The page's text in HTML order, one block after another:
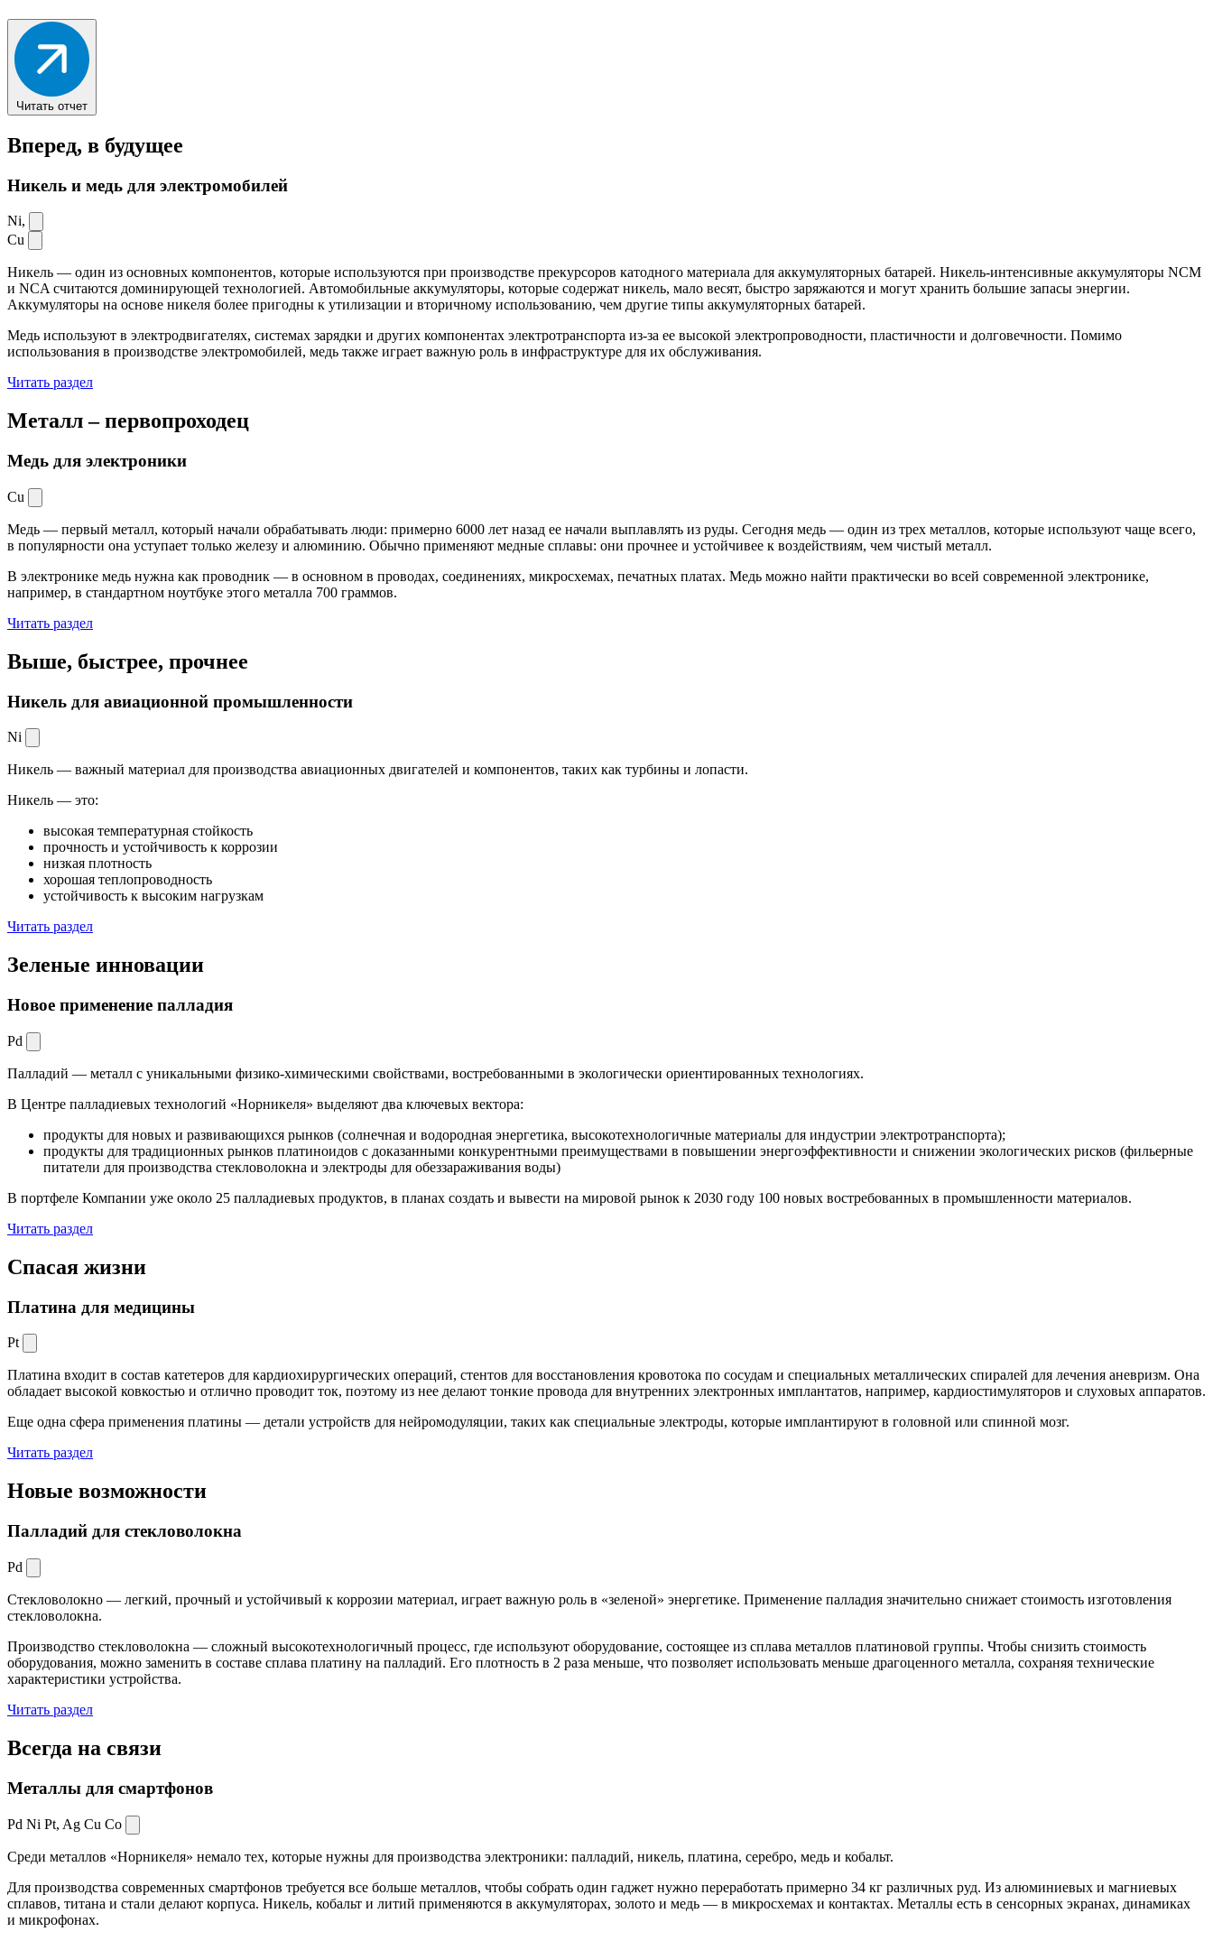
Читать отчет
Вперед, в будущее
Никель и медь для электромобилей
Ni,
Cu
Никель — один из основных компонентов, которые используются при производстве прекурсоров катодного материала для аккумуляторных батарей. Никель-интенсивные аккумуляторы NCM
и NCA считаются доминирующей технологией. Автомобильные аккумуляторы, которые содержат никель, мало весят, быстро заряжаются и могут хранить большие запасы энергии.
Аккумуляторы на основе никеля более пригодны к утилизации и вторичному использованию, чем другие типы аккумуляторных батарей.
Медь используют в электродвигателях, системах зарядки и других компонентах электротранспорта из-за ее высокой электропроводности, пластичности и долговечности. Помимо
использования в производстве электромобилей, медь также играет важную роль в инфраструктуре для их обслуживания.
Читать раздел
Металл –первопроходец
Медь для электроники
Cu
Медь — первый металл, который начали обрабатывать люди: примерно 6000 лет назад ее начали выплавлять из руды. Сегодня медь — один из трех металлов, которые используют чаще всего,
в популярности она уступает только железу и алюминию. Обычно применяют медные сплавы: они прочнее и устойчивее к воздействиям, чем чистый металл.
В электронике медь нужна как проводник — в основном в проводах, соединениях, микросхемах, печатных платах. Медь можно найти практически во всей современной электронике,
например, в стандартном ноутбуке этого металла 700 граммов.
Читать раздел
Выше, быстрее, прочнее
Никель для авиационной промышленности
Ni
Никель — важный материал для производства авиационных двигателей и компонентов, таких как турбины и лопасти.
Никель — это:
высокая температурная стойкость
прочность и устойчивость к коррозии
низкая плотность
хорошая теплопроводность
устойчивость к высоким нагрузкам
Читать раздел
Зеленые инновации
Новое применение палладия
Pd
Палладий — металл с уникальными физико-химическими свойствами, востребованными в экологически ориентированных технологиях.
В Центре палладиевых технологий «Норникеля» выделяют два ключевых вектора:
продукты для новых и развивающихся рынков (солнечная и водородная энергетика, высокотехнологичные материалы для индустрии электротранспорта);
продукты для традиционных рынков платиноидов с доказанными конкурентными преимуществами в повышении энергоэффективности и снижении экологических рисков (фильерные
питатели для производства стекловолокна и электроды для обеззараживания воды)
В портфеле Компании уже около 25 палладиевых продуктов, в планах создать и вывести на мировой рынок к 2030 году 100 новых востребованных в промышленности материалов.
Читать раздел
Спасая жизни
Платина для медицины
Pt
Платина входит в состав катетеров для кардиохирургических операций, стентов для восстановления кровотока по сосудам и специальных металлических спиралей для лечения аневризм. Она
обладает высокой ковкостью и отлично проводит ток, поэтому из нее делают тонкие провода для внутренних электронных имплантатов, например, кардиостимуляторов и слуховых аппаратов.
Еще одна сфера применения платины — детали устройств для нейромодуляции, таких как специальные электроды, которые имплантируют в головной или спинной мозг.
Читать раздел
Новые возможности
Палладий для стекловолокна
Pd
Стекловолокно — легкий, прочный и устойчивый к коррозии материал, играет важную роль в «зеленой» энергетике. Применение палладия значительно снижает стоимость изготовления
стекловолокна.
Производство стекловолокна — сложный высокотехнологичный процесс, где используют оборудование, состоящее из сплава металлов платиновой группы. Чтобы снизить стоимость
оборудования, можно заменить в составе сплава платину на палладий. Его плотность в 2 раза меньше, что позволяет использовать меньше драгоценного металла, сохраняя технические
характеристики устройства.
Читать раздел
Всегда на связи
Металлы для смартфонов
Pd Ni Pt, Ag Cu Co
Среди металлов «Норникеля» немало тех, которые нужны для производства электроники: палладий, никель, платина, серебро, медь и кобальт.
Для производства современных смартфонов требуется все больше металлов, чтобы собрать один гаджет нужно переработать примерно 34 кг различных руд. Из алюминиевых и магниевых
сплавов, титана и стали делают корпуса. Никель, кобальт и литий применяются в аккумуляторах, золото и медь — в микросхемах и контактах. Металлы есть в сенсорных экранах, динамиках
и микрофонах.